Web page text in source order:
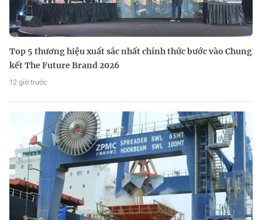
Top 5 thương hiệu xuất sắc nhất chính thức bước vào Chung
kết The Future Brand 2026
12 giờ trước